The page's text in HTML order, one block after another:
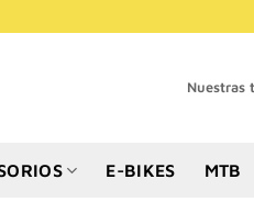
Nuestras
E-BIKES MTB